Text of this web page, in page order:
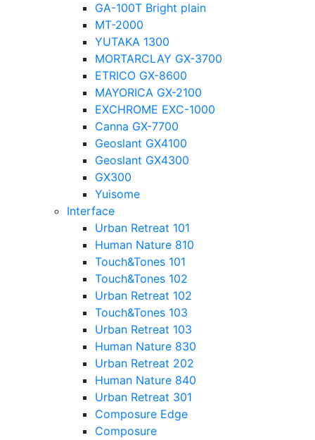
GA-100T Bright plain
MT-2000
YUTAKA 1300
MORTARCLAY GX-3700
ETRICO GX-8600
MAYORICA GX-2100
EXCHROME EXC-1000
Canna GX-7700
Geoslant GX4100
Geoslant GX4300
GX300
Yuisome
Interface
Urban Retreat 101
Human Nature 810
Touch&Tones 101
Touch&Tones 102
Urban Retreat 102
Touch&Tones 103
Urban Retreat 103
Human Nature 830
Urban Retreat 202
Human Nature 840
Urban Retreat 301
Composure Edge
Composure